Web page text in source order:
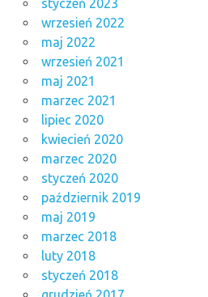
wrzesień 2022
maj 2022
wrzesień 2021
maj 2021
marzec 2021
lipiec 2020
kwiecień 2020
marzec 2020
styczeń 2020
październik 2019
maj 2019
marzec 2018
luty 2018
styczeń 2018
grudzień 2017